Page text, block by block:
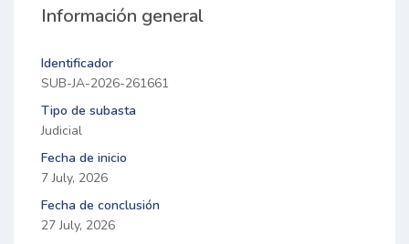
Información general
Identificador
SUB-JA-2026-261661
Tipo de subasta
Judicial
Fecha de inicio
7 July, 2026
Fecha de conclusión
27 July, 2026